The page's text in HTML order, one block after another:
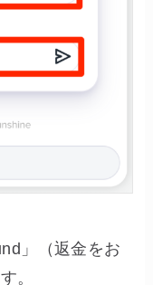
」（返金をお
。